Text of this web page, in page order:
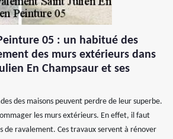
05 : un habitué des
des murs extérieurs dans
En Champsaur et ses
des maisons peuvent perdre de leur superbe.
les murs extérieurs. En effet, il faut
de ravalement. Ces travaux servent à rénover